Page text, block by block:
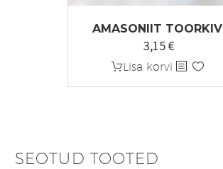
AMASONIIT TOORKIVI
Algne
hind
3,15€Praegune
hind
Lisa korvi
SEOTUD TOOTED